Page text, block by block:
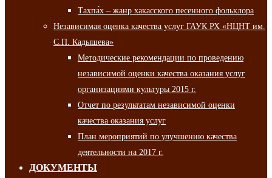
Тахпа́х – жанр хакасского песенного фольклора
Независимая оценка качества услуг ГАУК РХ «НЦНТ им.
С.П. Кадышева»
Методические рекомендации по проведению
независимой оценки качества оказания услуг
организациями культуры 2015 г.
Отчет по результатам независимой оценки
качества оказания услуг
План мероприятий по улучшению качества
деятельности на 2017 г.
ДОКУМЕНТЫ